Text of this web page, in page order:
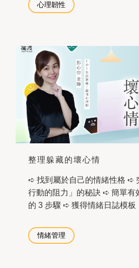
心理韌性
整理躲藏的壞心情
➪ 找到屬於自己的情緒性格 ➪
行動的阻力」的秘訣 ➪ 簡單有
的 3 步驟 ➪ 獲得情緒日誌模板
情緒管理